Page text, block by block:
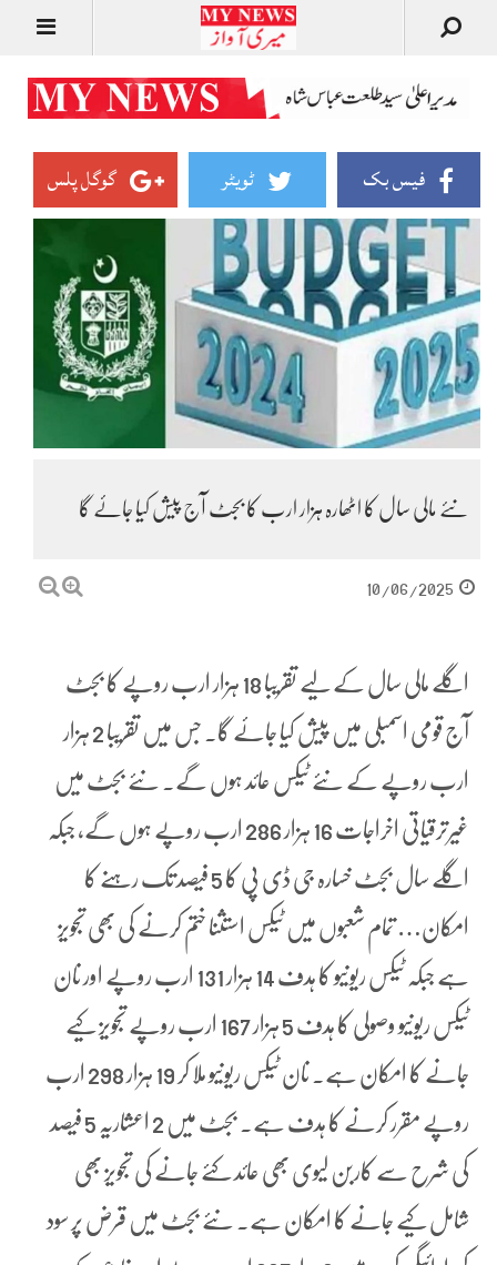
فیس بک ٹویٹر گوگل پلس
نئے مالی سال کا اٹھارہ ہزار ارب کا بجٹ آج پیش کیا جائے گا
10/06/2025
اگلے مالی سال کے لیے تقریبا 18 ہزار ارب روپے کا بجٹ
آج قومی اسمبلی میں پیش کیا جائے گا۔ جس میں تقریبا 2 ہزار
ارب روپے کے نئے ٹیکس عائد ہوں گے۔ نئے بجٹ میں
غیرترقیاتی اخراجات 16 ہزار 286 ارب روپے ہوں گے، جبکہ
اگلے سال بجٹ خسارہ جی ڈی پی کا 5 فیصد تک رہنے کا
امکان… تمام شعبوں میں ٹیکس استثنا ختم کرنے کی بھی تجویز
ہے جبکہ ٹیکس ریونیو کا ہدف 14 ہزار 131 ارب روپے اور نان
ٹیکس ریونیو وصولی کا ہدف 5 ہزار 167 ارب روپے تجویز کیے
جانے کا امکان ہے۔ نان ٹیکس ریونیو ملا کر 19 ہزار 298 ارب
روپے مقرر کرنے کا ہدف ہے۔ بجٹ میں 2 اعشاریہ 5 فیصد
کی شرح سے کاربن لیوی بھی عائد کئے جانے کی تجویز بھی
شامل کیے جانے کا امکان ہے۔ نئے بجٹ میں قرض پر سود